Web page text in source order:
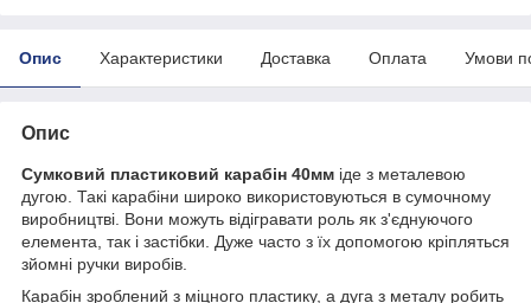
Опис Характеристики Доставка Оплата Умови
Опис
Сумковий пластиковий карабін 40мм іде з металевою
дугою. Такі карабіни широко використовуються в сумочному
виробництві. Вони можуть відігравати роль як з'єднуючого
елемента, так і застібки. Дуже часто з їх допомогою кріпляться
зйомні ручки виробів.
Карабін зроблений з міцного пластику, а дуга з металу робить